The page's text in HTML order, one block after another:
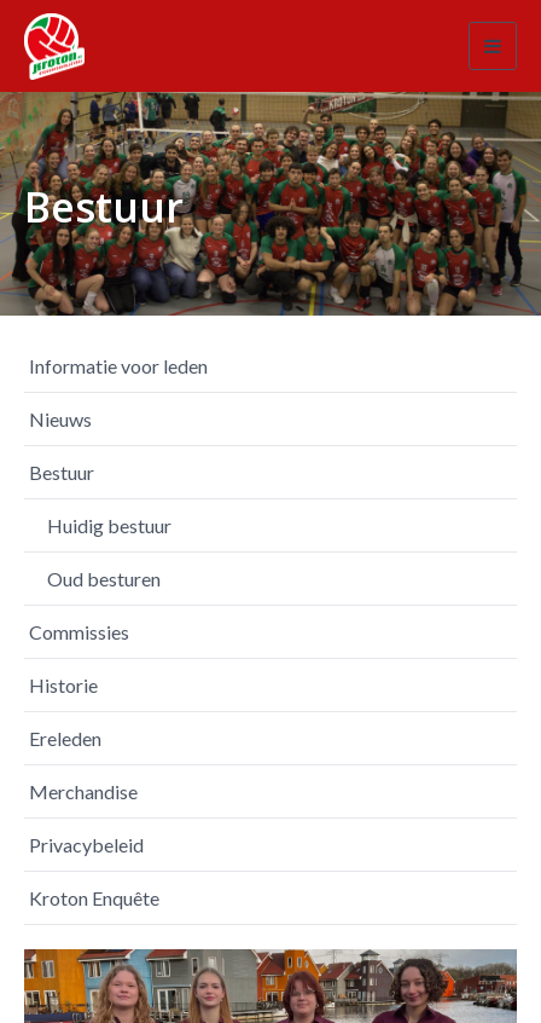
Bestuur
Informatie voor leden
Nieuws
Bestuur
Huidig bestuur
Oud besturen
Commissies
Historie
Ereleden
Merchandise
Privacybeleid
Kroton Enquête